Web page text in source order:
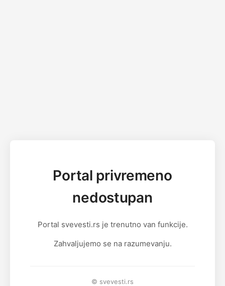
Portal privremeno
nedostupan
Portal svevesti.rs je trenutno van funkcije.
Zahvaljujemo se na razumevanju.
© svevesti.rs